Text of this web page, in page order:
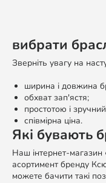
вибрати
Зверніть увагу на
ширина і довжина
обхват зап'ястя;
простотою і
співмірна ціна.
Які бувають
Наш інтернет-
асортимент бренду
можете бачити такі